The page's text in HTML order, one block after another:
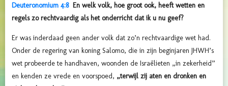
Deuteronomium 4:8 En welk volk, hoe groot ook, heeft wetten en
regels zo rechtvaardig als het onderricht dat ik u nu geef?
Er was inderdaad geen ander volk dat zo’n rechtvaardige wet had.
Onder de regering van koning Salomo, die in zijn beginjaren JHWH’s
wet probeerde te handhaven, woonden de Israëlieten „in zekerheid”
en kenden ze vrede en voorspoed, „terwijl zij aten en dronken en